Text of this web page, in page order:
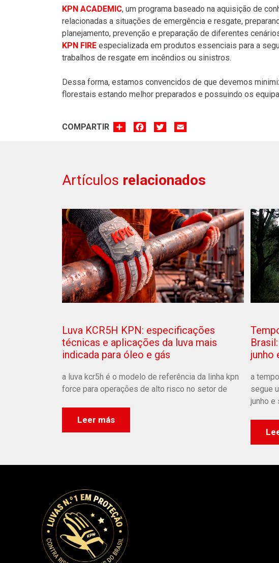
KPN ACADEMIC, um programa baseado na aquisição de
relacionadas a situações de emergência e resgate,
planejamento, prevenção e preparação de diferentes
KPN FIRE especializada em produtos essenciais para a
trabalhos de resgate em incêndios ou sinistros.
Dessa forma, estamos convencidos de que devemos
florestais estando melhor preparados e possuindo os
COMPARTIR SHARE FACEBOOKTWITTER
Artículos relacionados
Luva KCR5H KPN: especificações
técnicas e aplicações da luva mais
indicada para óleo e gás
a luva kcr5h é o modelo de referência da linha kpn
force para operações de alto risco no setor de
Leer más
junho
a
segue
junho e